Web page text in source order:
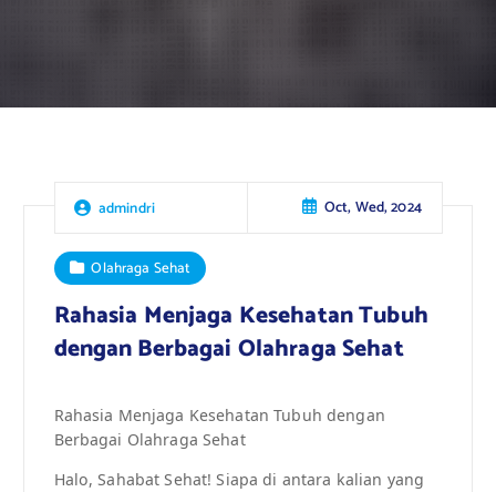
admindri Oct, Wed, 2024
Olahraga Sehat
Rahasia Menjaga Kesehatan Tubuh
dengan Berbagai Olahraga Sehat
Rahasia Menjaga Kesehatan Tubuh dengan
Berbagai Olahraga Sehat
Halo, Sahabat Sehat! Siapa di antara kalian yang